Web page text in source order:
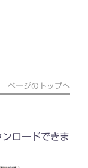
ページのトップへ
ロードできま